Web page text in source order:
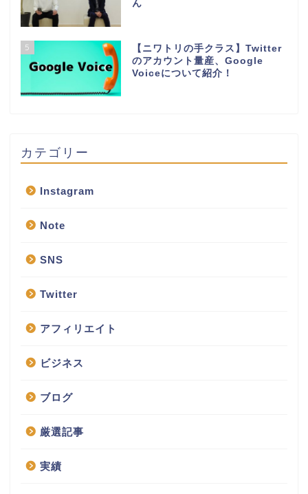
ん
5
【ニワトリの手クラス】Twitter
のアカウント量産、Google
Voiceについて紹介！
カテゴリー
Instagram
Note
SNS
Twitter
アフィリエイト
ビジネス
ブログ
厳選記事
実績